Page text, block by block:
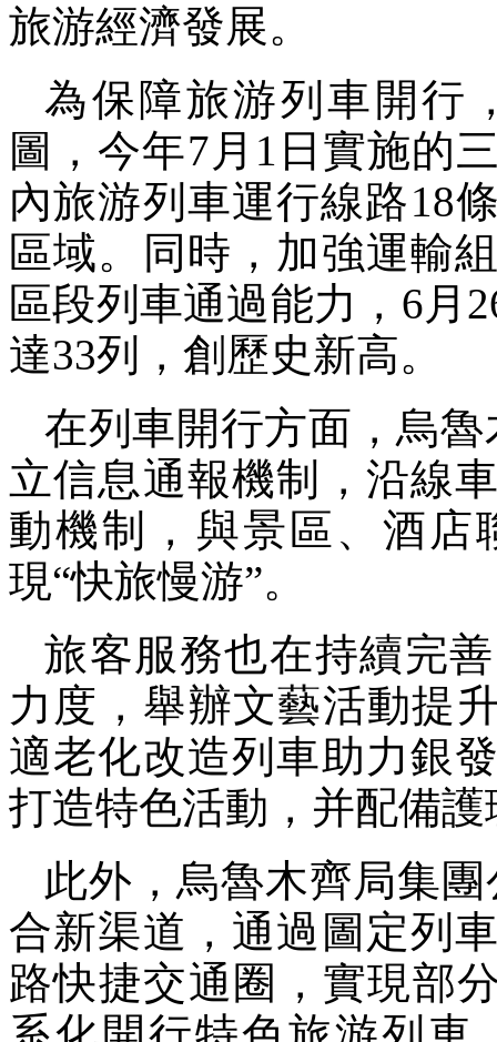
旅游經濟發展。
為保障旅游列車開行
圖，今年7月1日實施的
內旅游列車運行線路18
區域。同時，加強運輸
區段列車通過能力，6月
達33列，創歷史新高。
在列車開行方面，烏
立信息通報機制，沿線
動機制，與景區、酒店
現“快旅慢游”。
旅客服務也在持續完
力度，舉辦文藝活動提
適老化改造列車助力銀
打造特色活動，并配備
此外，烏魯木齊局集
合新渠道，通過圖定列
路快捷交通圈，實現部